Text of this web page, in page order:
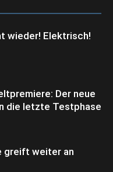
wieder! Elektrisch!
Der neue
die letzte Testphase
greift weiter an